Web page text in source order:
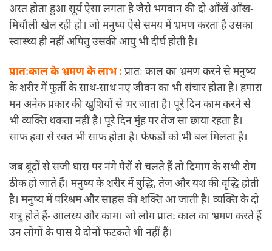
अस्त होता हुआ सूर्य ऐसा लगता है जैसे भगवान की दो आँखें आँख-
मिचौलीखेल रही हो। जो मनुष्य ऐसे समय में भ्रमण करता है उसका
स्वास्थ्य ही नहीं अपितु उसकी आयु भी दीर्घ होती है।
प्रातःकाल के भ्रमण के लाभ : प्रातः काल का भ्रमण करने से मनुष्य
के शरीर में फुर्ती के साथ-साथ नए जीवन का भी संचार होता है। हमारा
मन अनेक प्रकार की खुशियों से भर जाता है। पूरे दिन काम करने से
भी व्यक्ति थकता नहीं है। पूरे दिन मुंह पर तेज सा छाया रहता है।
साफ हवा से रक्त भी साफ होता है। फेफड़ों को भी बल मिलता है।
जब बूंदों से सजी घास पर नंगे पैरों से चलते हैं तो दिमाग के सभी रोग
ठीक हो जाते हैं। मनुष्य के शरीर में बुद्धि, तेज और यश की वृद्धि होती
है। मनुष्य में परिश्रम और साहस की शक्ति आ जाती है। व्यक्ति के दो
शत्रु होते हैं- आलस्य और काम। जो लोग प्रातः काल का भ्रमण करते हैं
उन लोगों के पास ये दोनों फटकते भी नहीं हैं।